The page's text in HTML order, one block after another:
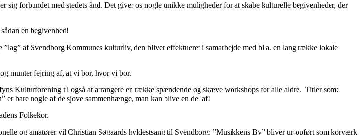
sig forbundet med stedets ånd. Det giver os nogle unikke muligheder for at skabe kulturelle begivenheder, der
en begivenhed!
af Svendborg Kommunes kulturliv, den bliver effektueret i samarbejde med bl.a. en lang række lokale
munter fejring af, at vi bor, hvor vi bor.
Kulturforening til også at arrangere en række spændende og skæve workshops for alle aldre. Titler som:
er bare nogle af de sjove sammenhænge, man kan blive en del af!
Folkekor.
og amatører vil Christian Søgaards hyldestsang til Svendborg: ”Musikkens By” bliver ur-opført som korværk